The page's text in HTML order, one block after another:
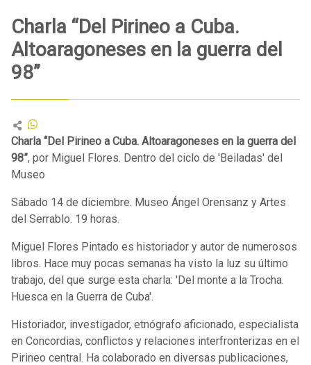
Charla “Del Pirineo a Cuba.
Altoaragoneses en la guerra del
98”
Charla “Del Pirineo a Cuba. Altoaragoneses en la guerra del
98”, por Miguel Flores. Dentro del ciclo de 'Beiladas' del
Museo
Sábado 14 de diciembre. Museo Ángel Orensanz y Artes
del Serrablo. 19 horas.
Miguel Flores Pintado es historiador y autor de numerosos
libros. Hace muy pocas semanas ha visto la luz su último
trabajo, del que surge esta charla: 'Del monte a la Trocha.
Huesca en la Guerra de Cuba'.
Historiador, investigador, etnógrafo aficionado, especialista
en Concordias, conflictos y relaciones interfronterizas en el
Pirineo central. Ha colaborado en diversas publicaciones,